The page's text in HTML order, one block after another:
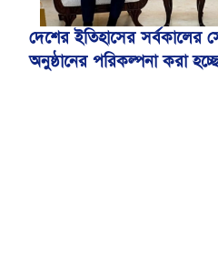
দেশের ইতিহাসের সর্বকালের
অনুষ্ঠানের পরিকল্পনা করা